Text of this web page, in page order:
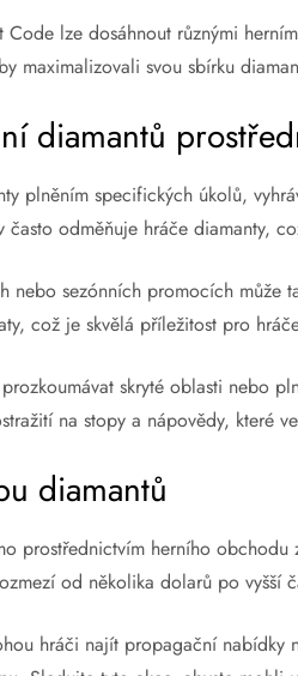
Code lze dosáhnout různými
maximalizovali svou sbírku
diamantů
plněním specifických úkolů,
odměňuje hráče diamanty,
nebo sezónních promocích může
což je skvělá příležitost pro
skryté oblasti nebo
na stopy a nápovědy, které
diamantů
prostřednictvím herního
od několika dolarů po vyšší
hráči najít propagační